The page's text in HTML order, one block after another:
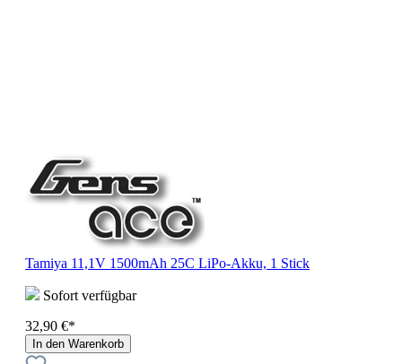
Tamiya 11,1V 1500mAh 25C LiPo-Akku, 1 Stick
Sofort verfügbar
32,90 €*
In den Warenkorb